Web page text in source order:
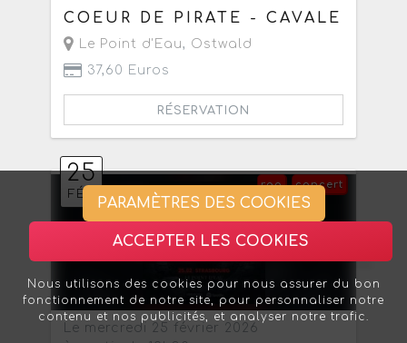
COEUR DE PIRATE - CAVALE
Le Point d'Eau, Ostwald
37,60 Euros
RÉSERVATION
25
FÉV
concert
rap
Le mercredi 25 février 2026
PARAMÈTRES DES COOKIES
ACCEPTER LES COOKIES
Nous utilisons des cookies pour nous assurer du bon
fonctionnement de notre site, pour personnaliser notre
contenu et nos publicités, et analyser notre trafic.